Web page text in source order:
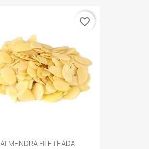
ALMENDRA FILETEADA
favorite_border